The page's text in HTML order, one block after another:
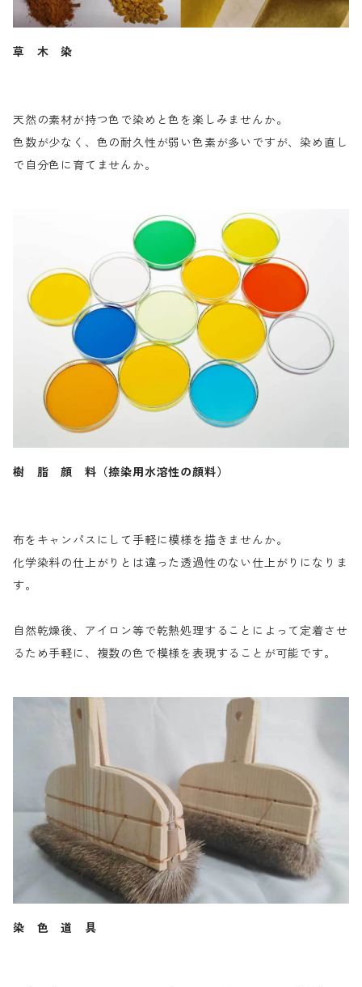
草 木 染
天然の素材が持つ色で染めと色を楽しみませんか。
色数が少なく、色の耐久性が弱い色素が多いですが、染め直し
で自分色に育てませんか。
樹 脂 顔 料（捺染用水溶性の顔料）
布をキャンパスにして手軽に模様を描きませんか。
化学染料の仕上がりとは違った透過性のない仕上がりになりま
す。
自然乾燥後、アイロン等で乾熱処理することによって定着させ
るため手軽に、複数の色で模様を表現することが可能です。
染 色 道 具